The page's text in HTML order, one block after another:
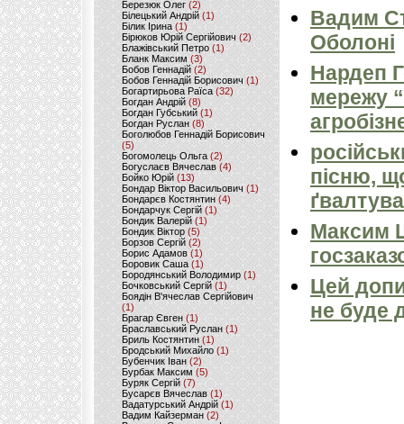
Березюк Олег(2)
Білецький Андрій (1)
Білик Ірина (1)
Бірюков Юрій Сергійович (2)
Блажівський Петро (1)
Бланк Максим(3)
Бобов Геннадій (2)
Бобов Геннадій Борисович (1)
Богартирьова Раїса (32)
Богдан Андрій(8)
Богдан Губський (1)
Богдан Руслан(8)
Боголюбов Геннадій Борисович
(5)
Богомолець Ольга (2)
Богуслаєв Вячеслав (4)
Бойко Юрій (13)
Бондар Віктор Васильович (1)
Бондарєв Костянтин (4)
Бондарчук Сергій(1)
Бондик Валерій (1)
Бондик Віктор(5)
Борзов Сергiй (2)
Борис Адамов(1)
Боровик Саша (1)
Бородянський Володимир (1)
Бочковський Сергій (1)
Боядін В'ячеслав Сергійович
(1)
Брагар Євген (1)
Браславський Руслан (1)
Бриль Костянтин (1)
Бродський Михайло (1)
Бубенчик Іван(2)
Бурбак Максим (5)
Буряк Сергій (7)
Бусарєв Вячеслав (1)
Вадатурський Андрій (1)
Вадим Кайзерман (2)
Вадим
Оболоні
Нардеп
мережу
пісню,
Максим
Цей
не буде